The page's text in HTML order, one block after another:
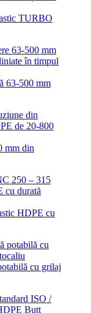
TURBO
63-500 mm
mm din
HDPE cu
cu grilaj